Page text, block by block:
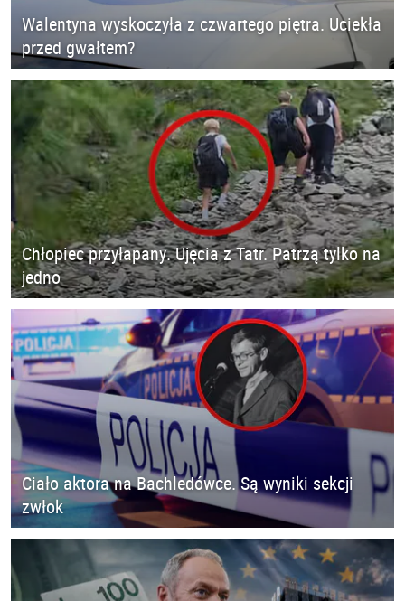
Walentyna wyskoczyła z czwartego piętra. Uciekła
przed gwałtem?
Chłopiec przyłapany. Ujęcia z Tatr. Patrzą tylko na
jedno
Ciało aktora na Bachledówce. Są wyniki sekcji
zwłok